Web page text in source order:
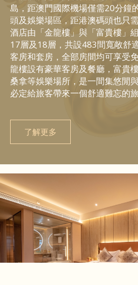
島，距澳門國際機場僅需20分鐘
頭及娛樂場區，距港澳碼頭也只
酒店由「金龍樓」與「富貴樓」
17層及18層，共設483間寬敞舒
客房和套房，全部房間均可享受
龍樓設有豪華客房及餐廳，富貴
桑拿等娛樂場所，是一間集悠閒
必定給旅客帶來一個舒適難忘的旅
了解更多